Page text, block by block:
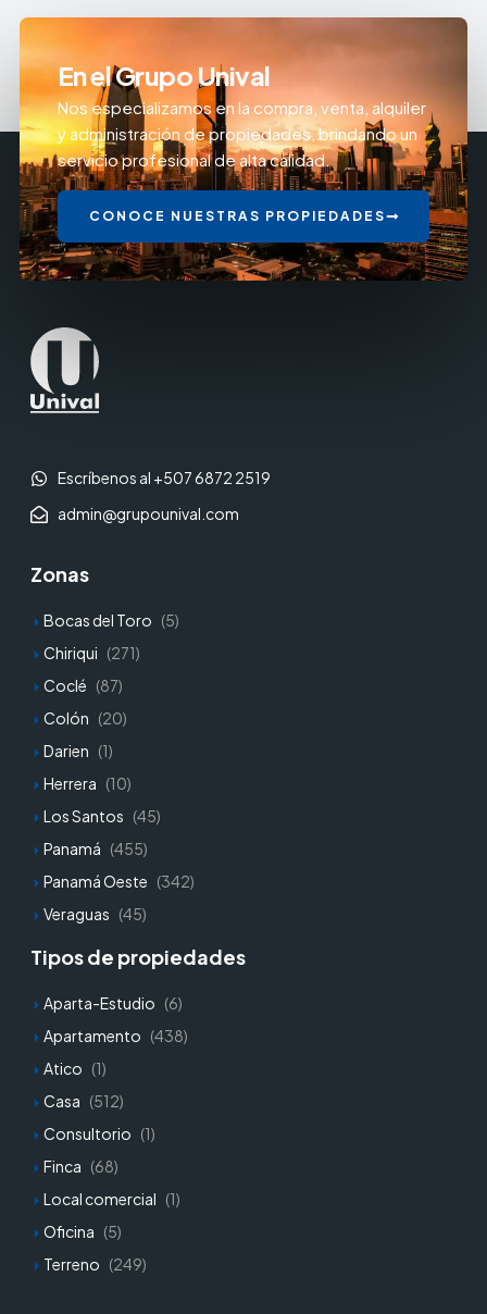
En el Grupo Unival
Nos especializamos en la compra, venta, alquiler
y administración de propiedades, brindando un
servicio profesional de alta calidad.
CONOCE NUESTRAS PROPIEDADES
Escríbenos al +507 6872 2519
admin@grupounival.com
Zonas
Bocas del Toro (5)
Chiriqui (271)
Coclé (87)
Colón (20)
Darien (1)
Herrera (10)
Los Santos (45)
Panamá (455)
Panamá Oeste (342)
Veraguas (45)
Tipos de propiedades
Aparta-Estudio (6)
Apartamento (438)
Atico (1)
Casa (512)
Consultorio (1)
Finca (68)
Local comercial (1)
Oficina (5)
Terreno (249)